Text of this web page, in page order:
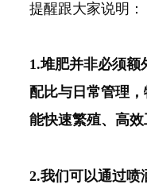
提醒跟大家说明：
1.堆肥并非必须
配比与日常管理
能快速繁殖、高效
2.我们可以通过喷